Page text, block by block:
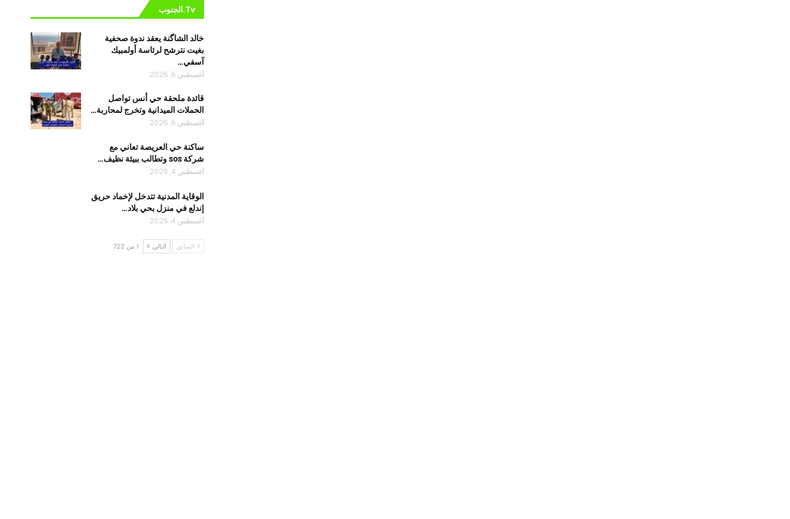
Tv.الجنوب
خالد الشاگنة يعقد ندوة صحفية
بغيت نترشح لرئاسة أولمبيك
آسفي…
أغسطس 6, 2026
قائدة ملحقة حي أنس تواصل
الحملات الميدانية وتخرج لمحاربة…
أغسطس 6, 2026
ساكنة حي العريصة تعاني مع
شركة sos وتطالب ببيئة نظيف…
أغسطس 4, 2026
الوقاية المدنية تتدخل لإخماد حريق
إندلع في منزل بحي بلاد…
أغسطس 4, 2026
السابق التالي 1 من 722